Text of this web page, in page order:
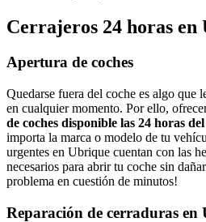
Cerrajeros 24 horas en
Apertura de coches
Quedarse fuera del coche es algo que
en cualquier momento. Por ello,
de coches disponible las 24 horas
importa la marca o modelo de tu
urgentes en Ubrique cuentan con las
necesarios para abrir tu coche sin
problema en cuestión de minutos!
Reparación de cerraduras en